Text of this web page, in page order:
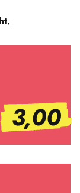
3,00